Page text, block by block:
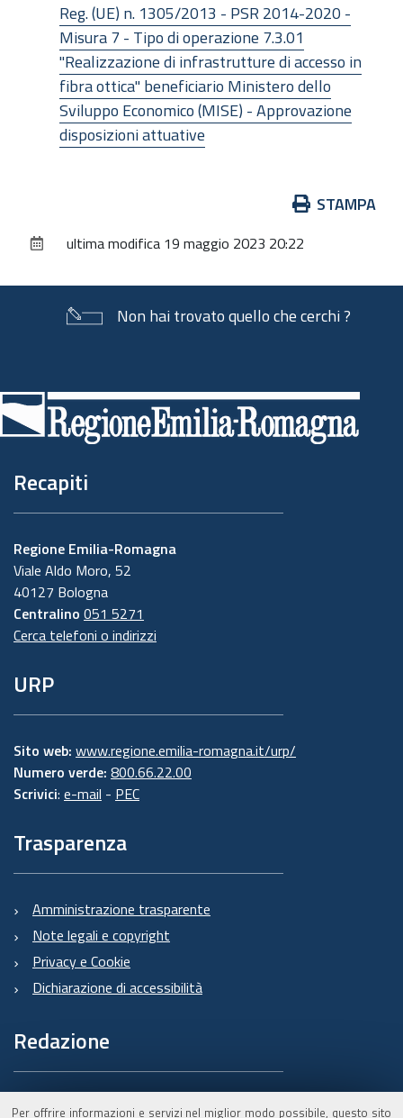
Per offrire informazioni e servizi nel miglior modo possibile, questo sito
Reg. (UE) n. 1305/2013 - PSR 2014-2020 -
Misura 7 - Tipo di operazione 7.3.01
"Realizzazione di infrastrutture di accesso in
fibra ottica" beneficiario Ministero dello
Sviluppo Economico (MISE) - Approvazione
disposizioni attuative
documento
STAMPA
ultima modifica 19 maggio 2023 20:22
Non hai trovato quello che cerchi ?
di
pagina
Recapiti
Regione Emilia-Romagna
Viale Aldo Moro, 52
40127 Bologna
Centralino 051 5271
Cerca telefoni o indirizzi
URP
Sito web: www.regione.emilia-romagna.it/urp/
Numero verde: 800.66.22.00
Scrivici: e-mail - PEC
Trasparenza
Amministrazione trasparente
Note legali e copyright
Privacy e Cookie
Dichiarazione di accessibilità
Redazione
Informazioni sul Burert